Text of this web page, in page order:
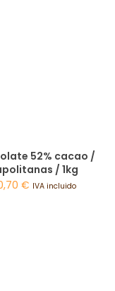
52% cacao /
/ 1kg
€ IVA incluido